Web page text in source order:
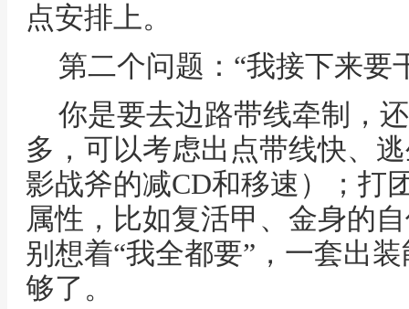
点安排上。
第二个问题：“我接下来要
你是要去边路带线牵制，
多，可以考虑出点带线快、
影战斧的减CD和移速）；打
属性，比如复活甲、金身的
别想着“我全都要”，一套出
够了。